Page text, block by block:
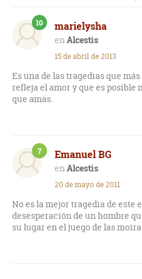
Excelente, como todo lo de
marielysha
Alcestis
10
15 de abril de 2013
Es una de las tragedias que
refleja el amor y que es posible
que amas.
Emanuel BG
Alcestis
7
20 de mayo de 2011
No es la mejor tragedia de este
desesperación de un hombre
su lugar en el juego de las